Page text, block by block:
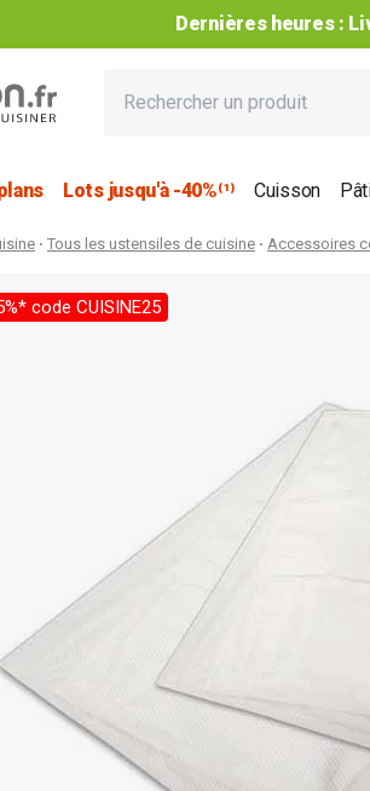
Dernières heures :
Lots jusqu'à -40%⁽¹⁾ Cuisson
Tous les ustensiles de cuisine Accessoires
code CUISINE25